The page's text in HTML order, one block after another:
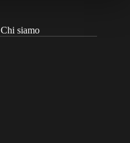
Chi siamo